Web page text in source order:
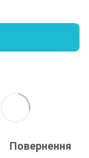
Повернення